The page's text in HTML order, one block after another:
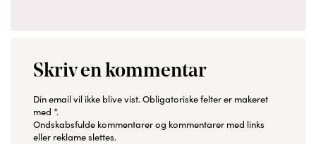
Skriv en kommentar
Din email vil ikke blive vist.Obligatoriske felter er makeret
med *.
Ondskabsfulde kommentarer og kommentarer med links
eller reklame slettes.